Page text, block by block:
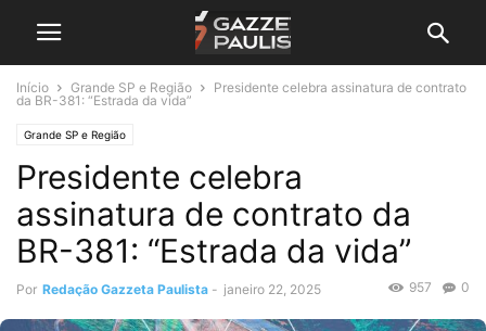
Início Grande SP e Região
Presidente celebra assinatura de contrato
da BR-381: “Estrada da vida”
Grande SP e Região
Presidente celebra
assinatura de contrato da
BR-381: “Estrada da vida”
Por Redação Gazzeta Paulista - janeiro 22, 2025 0
957